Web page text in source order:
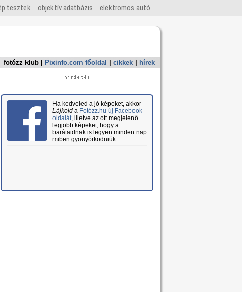
tesztek objektív adatbázis elektromos autó
fotózz klub Pixinfo.com főoldal cikkek hírek
Ha kedveled a jó képeket, akkor
Lájkolda Fotózz.hu új Facebook
oldalát, illetve az ott megjelenő
legjobb képeket, hogy a
barátaidnak is legyen minden nap
miben gyönyörködniük.